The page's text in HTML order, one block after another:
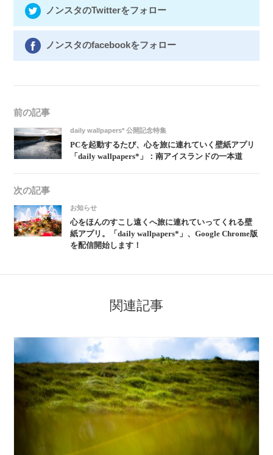
ノンスタのTwitterをフォロー
ノンスタのfacebookをフォロー
前の記事
daily wallpapers* 公開記念特集
PCを起動するたび、心を旅に連れていく壁紙アプリ
「daily wallpapers*」：南アイスランドの一本道
次の記事
お知らせ
心をほんのすこし遠くへ旅に連れていってくれる壁
紙アプリ。「daily wallpapers*」、Google Chrome版
を配信開始します！
関連記事